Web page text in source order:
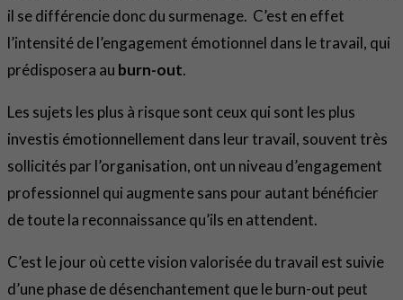
il se différencie donc du surmenage. C’est en effet
l’intensité de l’engagement émotionnel dans le travail, qui
prédisposera au burn-out.
Les sujets les plus à risque sont ceux qui sont les plus
investis émotionnellement dans leur travail, souvent très
sollicités par l’organisation, ont un niveau d’engagement
professionnel qui augmente sans pour autant bénéficier
de toute la reconnaissance qu’ils en attendent.
C’est le jour où cette vision valorisée du travail est suivie
d’une phase de désenchantement que le burn-out peut